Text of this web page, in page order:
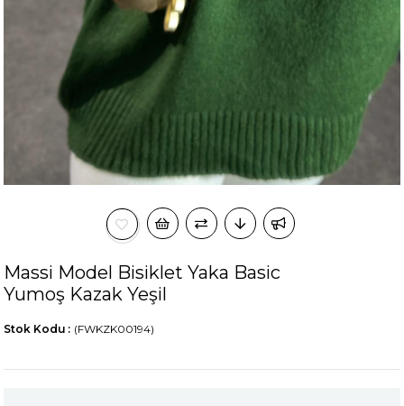
Massi Model Bisiklet Yaka Basic
Yumoş Kazak Yeşil
(FWKZK00194)
Stok Kodu